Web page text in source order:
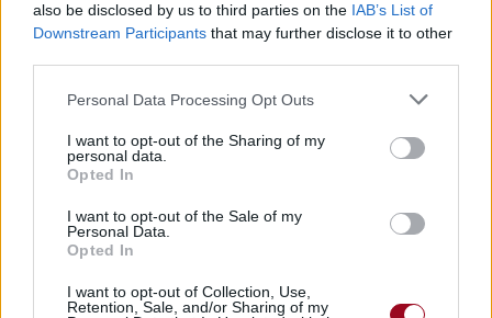
also be disclosed by us to third parties on the IAB’s List of
Downstream Participants that may further disclose it to other
Personal Data Processing Opt Outs
I want to opt-out of the Sharing of my
personal data.
Opted In
I want to opt-out of the Sale of my
Personal Data.
Opted In
I want to opt-out of Collection, Use,
Retention, Sale, and/or Sharing of my
Albums : Simulation Theory
Paroles + Traduction
Commentaires